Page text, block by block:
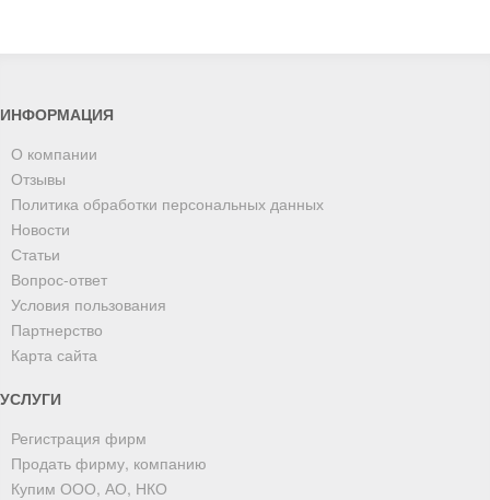
ИНФОРМАЦИЯ
О компании
Отзывы
Политика обработки персональных данных
Новости
Статьи
Вопрос-ответ
Условия пользования
Партнерство
Карта сайта
УСЛУГИ
Регистрация фирм
Продать фирму, компанию
Купим ООО, АО, НКО